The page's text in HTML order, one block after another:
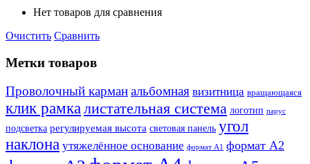
Нет товаров для сравнения
Очистить Сравнить
Метки товаров
Проволочный карманальбомная визитница вращающаяся
клик рамка листательная система логотип парус
подсветка регулируемая высота световая панель угол
наклона утяжелённое основание формат А1 формат А2